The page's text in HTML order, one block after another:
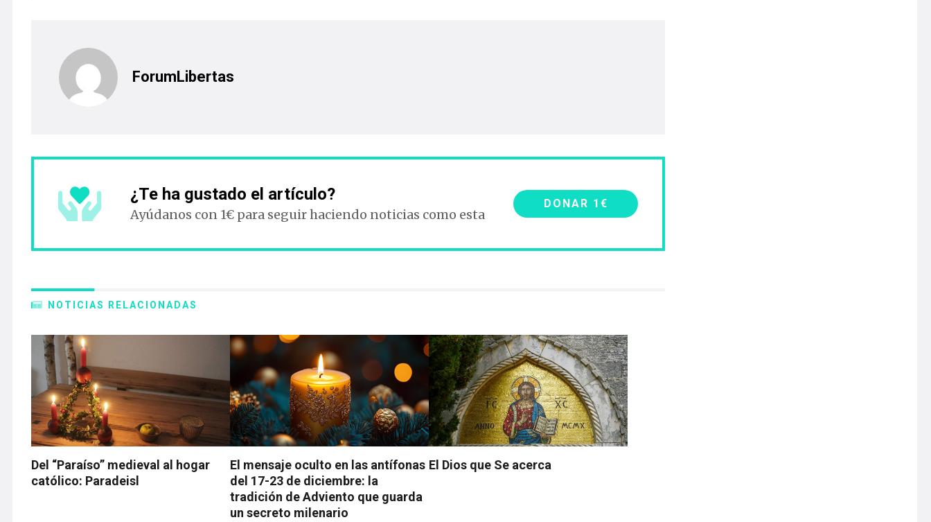
ForumLibertas
¿Te ha gustado el artículo?
Ayúdanos con 1€ para seguir haciendo noticias como esta
DONAR 1€
NOTICIAS RELACIONADAS
Del “Paraíso” medieval al hogar
católico: Paradeisl
El mensaje oculto en las antífonas
del 17-23 de diciembre: la
tradición de Adviento que guarda
un secreto milenario
El Dios que Se acerca